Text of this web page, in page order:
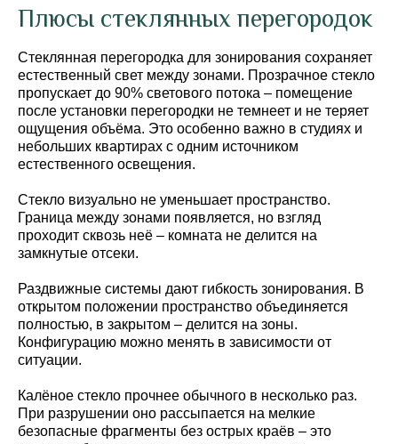
Плюсы стеклянных перегородок
Стеклянная перегородка для зонирования сохраняет
естественный свет между зонами. Прозрачное стекло
пропускает до 90% светового потока – помещение
после установки перегородки не темнеет и не теряет
ощущения объёма. Это особенно важно в студиях и
небольших квартирах с одним источником
естественного освещения.
Стекло визуально не уменьшает пространство.
Граница между зонами появляется, но взгляд
проходит сквозь неё – комната не делится на
замкнутые отсеки.
Раздвижные системы дают гибкость зонирования. В
открытом положении пространство объединяется
полностью, в закрытом – делится на зоны.
Конфигурацию можно менять в зависимости от
ситуации.
Калёное стекло прочнее обычного в несколько раз.
При разрушении оно рассыпается на мелкие
безопасные фрагменты без острых краёв – это